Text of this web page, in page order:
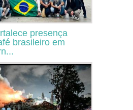
presença
brasileiro em